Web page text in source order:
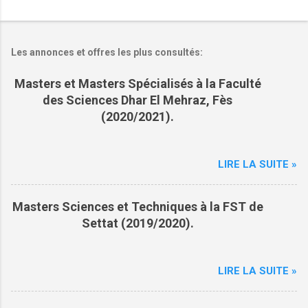
Les annonces et offres les plus consultés:
Masters et Masters Spécialisés à la Faculté
des Sciences Dhar El Mehraz, Fès
(2020/2021).
LIRE LA SUITE »
Masters Sciences et Techniques à la FST de
Settat (2019/2020).
LIRE LA SUITE »